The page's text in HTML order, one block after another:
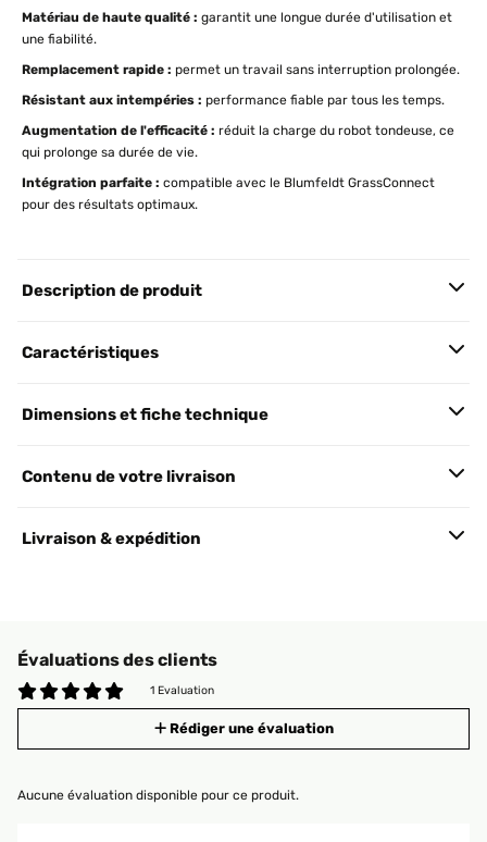
Matériau de haute qualité : garantit une longue durée d'utilisation et
une fiabilité.
Remplacement rapide : permet un travail sans interruption prolongée.
Résistant aux intempéries : performance fiable par tous les temps.
Augmentation de l'efficacité : réduit la charge du robot tondeuse, ce
qui prolonge sa durée de vie.
Intégration parfaite : compatible avec le Blumfeldt GrassConnect
pour des résultats optimaux.
Description de produit
Caractéristiques
Dimensions et fiche technique
Contenu de votre livraison
Livraison & expédition
Évaluations des clients
1 Evaluation
Rédiger une évaluation
Aucune évaluation disponible pour ce produit.